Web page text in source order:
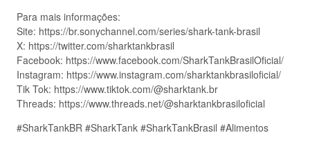
Para mais informações:
Site: https://br.sonychannel.com/series/shark-tank-brasil
X: https://twitter.com/sharktankbrasil
Facebook: https://www.facebook.com/SharkTankBrasilOficial/
Instagram: https://www.instagram.com/sharktankbrasiloficial/
Tik Tok: https://www.tiktok.com/@sharktank.br
Threads: https://www.threads.net/@sharktankbrasiloficial
#SharkTankBR #SharkTank #SharkTankBrasil #Alimentos